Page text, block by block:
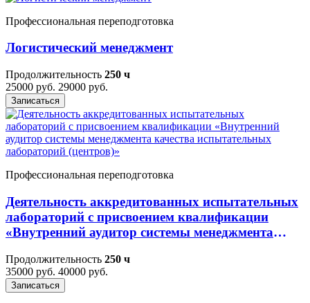
Профессиональная переподготовка
Логистический менеджмент
Продолжительность 250 ч
25000 руб. 29000 руб.
Записаться
Профессиональная переподготовка
Деятельность аккредитованных испытательных
лабораторий с присвоением квалификации
«Внутренний аудитор системы менеджмента
(центров)»
Продолжительность 250 ч
35000 руб. 40000 руб.
Записаться